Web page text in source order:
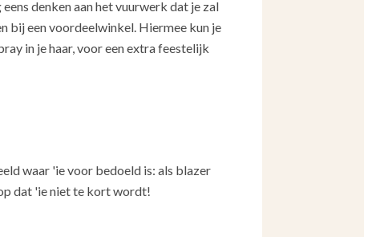
denken aan het vuurwerk dat je zal
bij een voordeelwinkel. Hiermee kun je
in je haar, voor een extra feestelijk
waar 'ie voor bedoeld is: als blazer
dat 'ie niet te kort wordt!